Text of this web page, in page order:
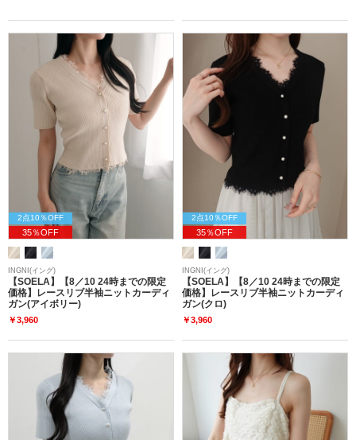
2点10％OFF
35％OFF
INGNI(イング)
【SOELA】【8／10 24時までの限定
価格】レースリブ半袖ニットカーディ
ガン(アイボリー)
￥3,960
2点10％OFF
35％OFF
INGNI(イング)
【SOELA】【8／10 24時までの限定
価格】レースリブ半袖ニットカーディ
ガン(クロ)
￥3,960